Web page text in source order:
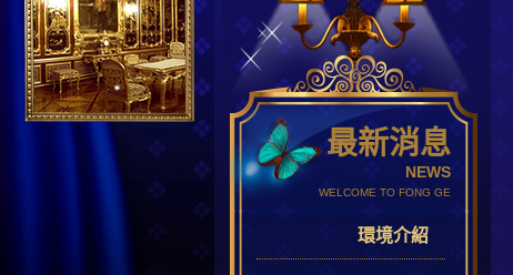
最新消息
NEWS
WELCOME TO FONG GE
環境介紹